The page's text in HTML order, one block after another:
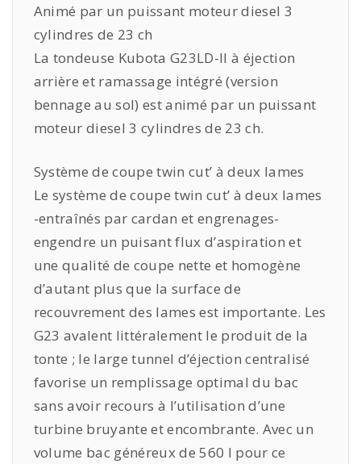
Animé par un puissant moteur diesel 3
cylindres de 23 ch
La tondeuse Kubota G23LD-II à éjection
arrière et ramassage intégré (version
bennage au sol) est animé par un puissant
moteur diesel 3 cylindres de 23 ch.
Système de coupe twin cut’ à deux lames
Le système de coupe twin cut’ à deux lames
-entraînés par cardan et engrenages-
engendre un puisant flux d’aspiration et
une qualité de coupe nette et homogène
d’autant plus que la surface de
recouvrement des lames est importante. Les
G23 avalent littéralement le produit de la
tonte ; le large tunnel d’éjection centralisé
favorise un remplissage optimal du bac
sans avoir recours à l’utilisation d’une
turbine bruyante et encombrante. Avec un
volume bac généreux de 560 l pour ce